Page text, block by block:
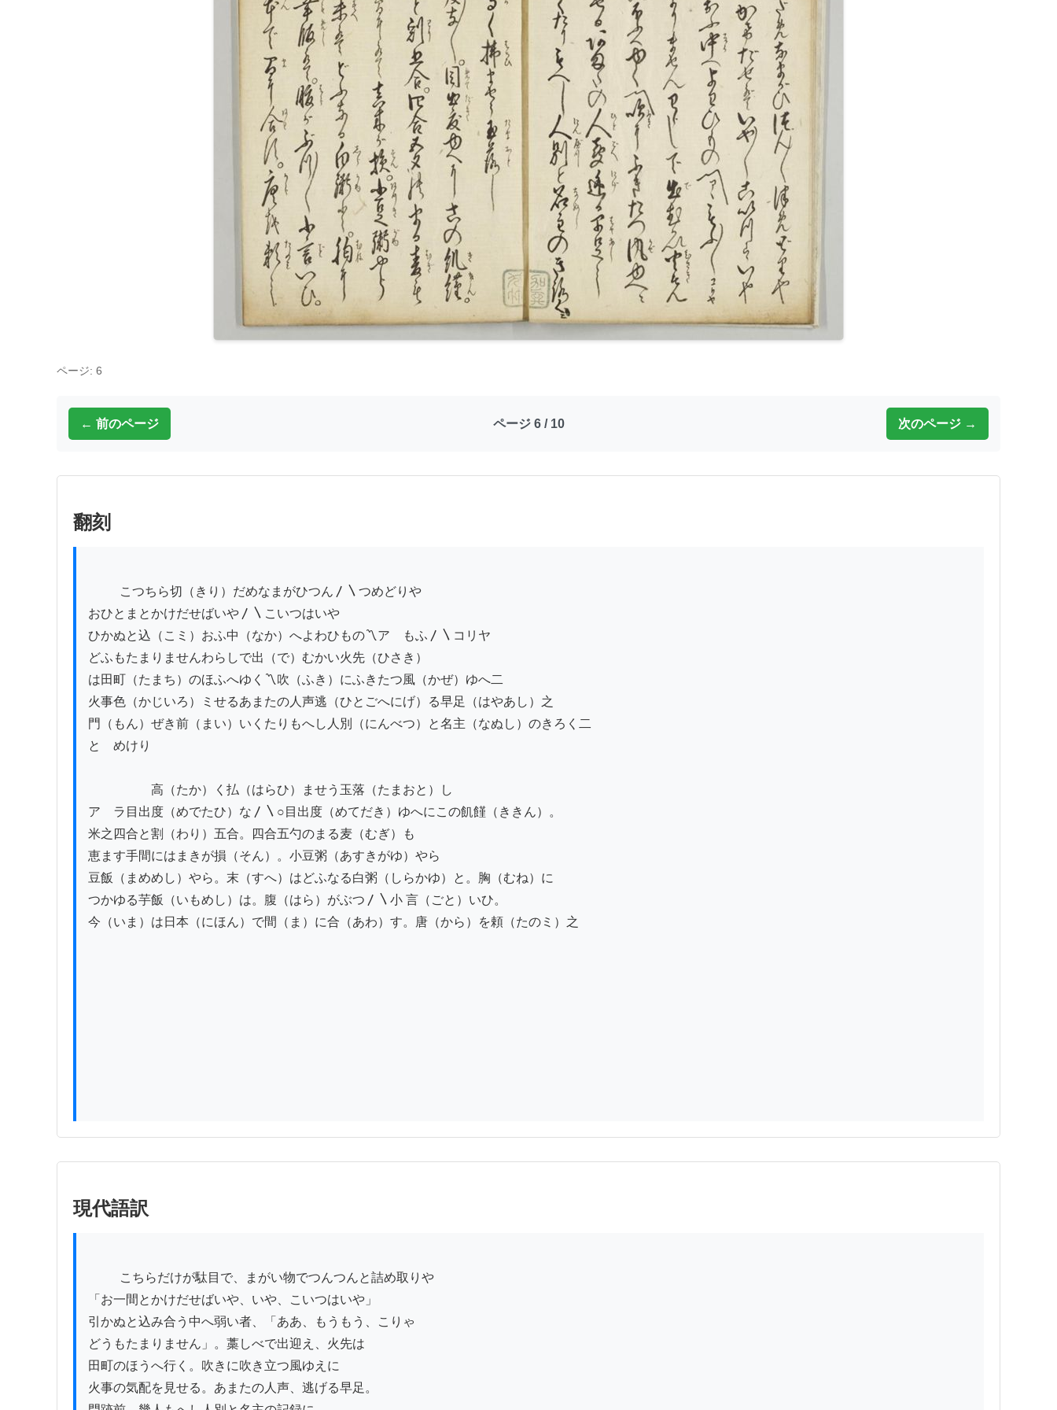
ページ: 6
← 前のページ ページ 6 / 10 次のページ →
翻刻
おひとまとかけだせばいや〳〵こいつはいや
ひかぬと込（こミ）おふ中（なか）へよわひもの〽アゝもふ〳〵コリヤ
どふもたまりませんわらしで出（で）むかい火先（ひさき）
は田町（たまち）のほふへゆく〽吹（ふき）にふきたつ風（かぜ）ゆへ二
火事色（かじいろ）ミせるあまたの人声逃（ひとごへにげ）る早足（はやあし）之
門（もん）ぜき前（まい）いくたりもへし人別（にんべつ）と名主（なぬし）のきろく二
とゞめけり
高（たか）く払（はらひ）ませう玉落（たまおと）し
アゝラ目出度（めでたひ）な〳〵○目出度（めてだき）ゆへにこの飢饉（ききん）。
米之四合と割（わり）五合。四合五勺のまる麦（むぎ）も
恵ます手間にはまきが損（そん）。小豆粥（あすきがゆ）やら
豆飯（まめめし）やら。末（すへ）はどふなる白粥（しらかゆ）と。胸（むね）に
つかゆる芋飯（いもめし）は。腹（はら）がぶつ〳〵小 言（ごと）いひ。
今（いま）は日本（にほん）で間（ま）に合（あわ）す。唐（から）を頼（たのミ）之
現代語訳
「お一間とかけだせばいや、いや、こいつはいや」
引かぬと込み合う中へ弱い者、「ああ、もうもう、こりゃ
どうもたまりません」。藁しべで出迎え、火先は
田町のほうへ行く。吹きに吹き立つ風ゆえに
火事の気配を見せる。あまたの人声、逃げる早足。